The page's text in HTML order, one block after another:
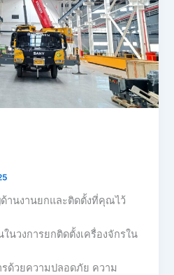
านงานยกและติดตั้งที่คุณไว้
นวงการยกติดตั้งเครื่องจักรใน
ด้วยความปลอดภัย ความ